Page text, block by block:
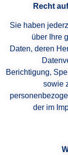
Recht
Sie haben
über Ihre
Daten, deren
Berichtigung,
sowie
der im